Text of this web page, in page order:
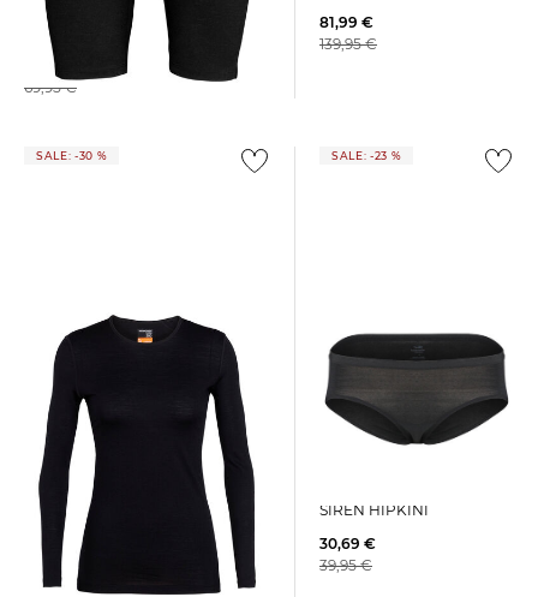
Icebreaker | Herren Shorts OASIS
65,95 €
69,95 €
81,99 €
139,95 €
SALE: -30 %
Icebreaker | Damen Thermo-
Langarmshirt 200 OASIS
69,59 €
SALE: -23 %
SIREN HIPKINI
30,69 €
39,95 €